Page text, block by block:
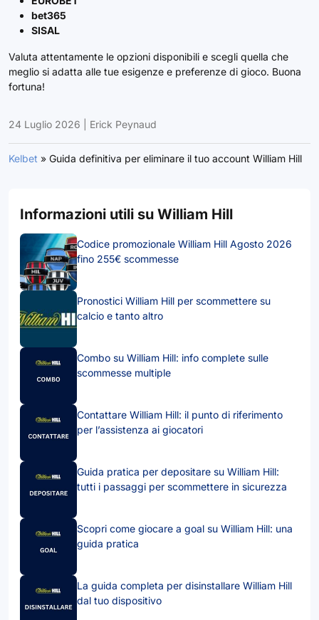
bet365
SISAL
Valuta attentamente le opzioni disponibili e scegli quella che
meglio si adatta alle tue esigenze e preferenze di gioco. Buona
fortuna!
24 Luglio 2026 Erick Peynaud
Kelbet » Guida definitiva per eliminare il tuo account William Hill
Informazioni utili su William Hill
Codice promozionale William Hill Agosto 2026
fino 255€ scommesse
Pronostici William Hill per scommettere su
calcio e tanto altro
Combo su William Hill: info complete sulle
scommesse multiple
Contattare William Hill: il punto di riferimento
per l’assistenza ai giocatori
Guida pratica per depositare su William Hill:
tutti i passaggi per scommettere in sicurezza
Scopri come giocare a goal su William Hill: una
guida pratica
La guida completa per disinstallare William Hill
dal tuo dispositivo